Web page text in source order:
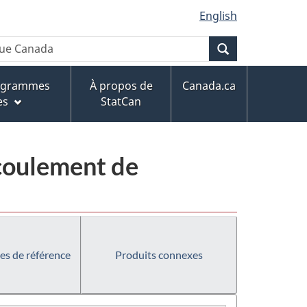
English
À propos de
StatCan
Canada.ca
de
de référence Produits connexes